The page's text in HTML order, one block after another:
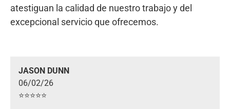
atestiguan la calidad de nuestro trabajo y del
excepcional servicio que ofrecemos.
JASON DUNN
06/02/26
⭐️⭐️⭐️⭐️⭐️